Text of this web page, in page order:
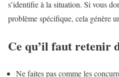
s’identifie à la situation. Si vous
problème spécifique, cela génère
Ce qu’il faut retenir
Ne faites pas comme les